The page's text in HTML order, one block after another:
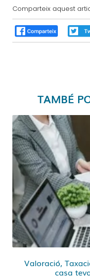
Comparteix aquest
TAMBÉ
Valoració,
casa